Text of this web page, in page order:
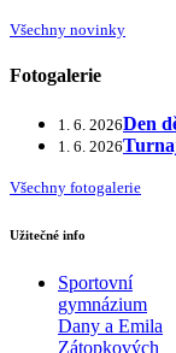
Všechny novinky
Fotogalerie
1. 6. 2026Den
1. 6. 2026
Všechny fotogalerie
Užitečné info
Sportovní
gymnázium
Dany a Emila
Zátopkových